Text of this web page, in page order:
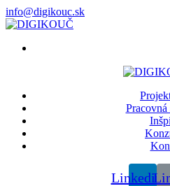
info@digikouc.sk
Linkedin